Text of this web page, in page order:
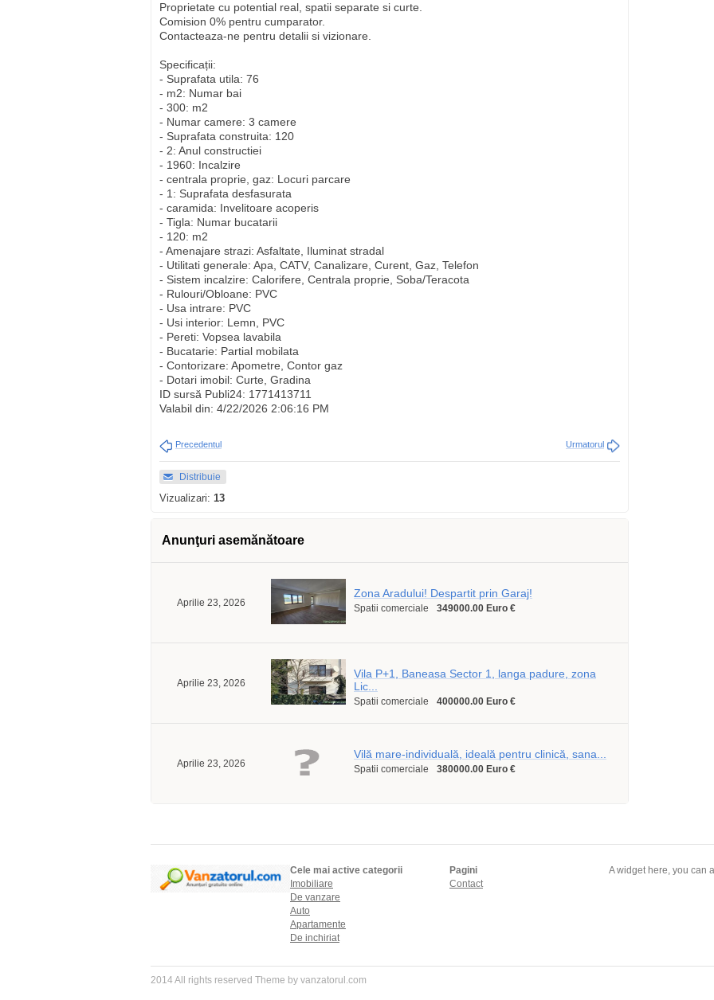
Proprietate cu potential real, spatii separate si curte.
Comision 0% pentru cumparator.
Contacteaza-ne pentru detalii si vizionare.
Specificații:
- Suprafata utila: 76
- m2: Numar bai
- 300: m2
- Numar camere: 3 camere
- Suprafata construita: 120
- 2: Anul constructiei
- 1960: Incalzire
- centrala proprie, gaz: Locuri parcare
- 1: Suprafata desfasurata
- caramida: Invelitoare acoperis
- Tigla: Numar bucatarii
- 120: m2
- Amenajare strazi: Asfaltate, Iluminat stradal
- Utilitati generale: Apa, CATV, Canalizare, Curent, Gaz, Telefon
- Sistem incalzire: Calorifere, Centrala proprie, Soba/Teracota
- Rulouri/Obloane: PVC
- Usa intrare: PVC
- Usi interior: Lemn, PVC
- Pereti: Vopsea lavabila
- Bucatarie: Partial mobilata
- Contorizare: Apometre, Contor gaz
- Dotari imobil: Curte, Gradina
ID sursă Publi24: 1771413711
Valabil din: 4/22/2026 2:06:16 PM
Precedentul Urmatorul
Distribuie
Vizualizari: 13
Anunţuri asemănătoare
Aprilie 23, 2026
Zona Aradului! Despartit prin Garaj!
Spatii comerciale 349000.00 Euro €
Aprilie 23, 2026
Vila P+1, Baneasa Sector 1, langa padure, zona
Lic...
Spatii comerciale 400000.00 Euro €
Aprilie 23, 2026
Vilă mare-individuală, ideală pentru clinică, sana...
Spatii comerciale 380000.00 Euro €
Cele mai active categorii
Imobiliare
De vanzare
Auto
Apartamente
De inchiriat
Pagini
Contact
A widget here, you can
2014 All rights reserved Theme by vanzatorul.com